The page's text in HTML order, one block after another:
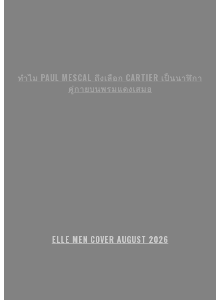
ทำไม PAUL MESCAL ถึงเลือก CARTIER เป็นนาฬิกา
คู่กายบนพรมแดงเสมอ
ELLE MEN COVER AUGUST 2026